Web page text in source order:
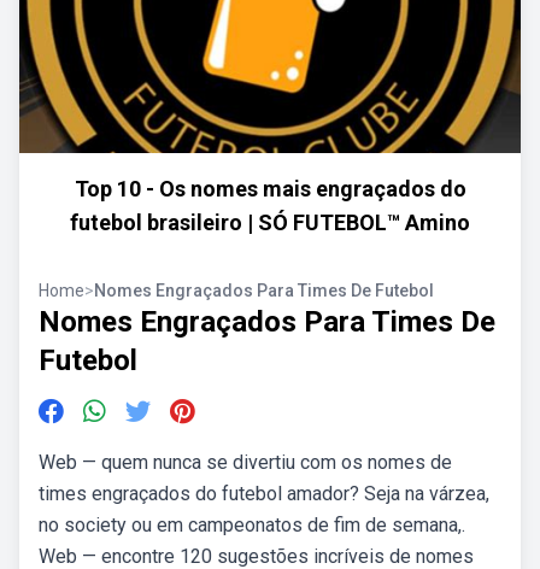
Top 10 - Os nomes mais engraçados do
futebol brasileiro | SÓ FUTEBOL™ Amino
Home>Nomes Engraçados Para Times De Futebol
Nomes Engraçados Para Times De
Futebol
Web — quem nunca se divertiu com os nomes de
times engraçados do futebol amador? Seja na várzea,
no society ou em campeonatos de fim de semana,.
Web — encontre 120 sugestões incríveis de nomes